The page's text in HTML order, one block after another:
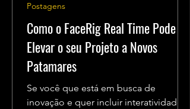
Como o FaceRig Real Time Pode
Elevar o seu Projeto a Novos
Patamares
Se você que está em busca de
inovação e quer incluir interatividade
Postagens